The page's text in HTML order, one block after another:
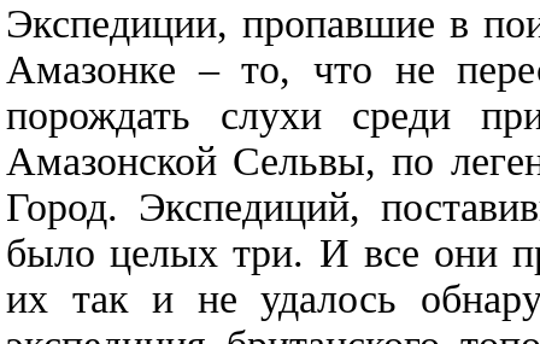
Экспедиции, пропавшие в
Амазонке – то, что не
порождать слухи среди
Амазонской Сельвы, по
Город. Экспедиций,
было целых три. И все они
их так и не удалось